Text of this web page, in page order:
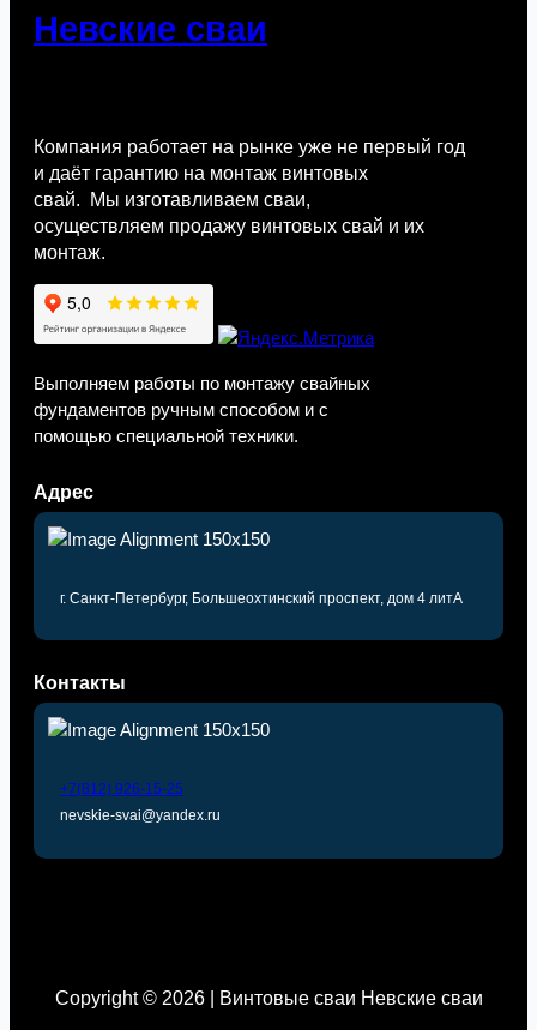
Невские сваи
Компания работает на рынке уже не первый год
и даёт гарантию на монтаж винтовых
свай. Мы изготавливаем сваи,
осуществляем продажу винтовых свай и их
монтаж.
Выполняем работы по монтажу свайных
фундаментов ручным способом и с
помощью специальной техники.
Адрес
г. Санкт-Петербург, Большеохтинский проспект, дом 4 литА
Контакты
+7(812) 926-15-25
nevskie-svai@yandex.ru
Copyright © 2026 | Винтовые сваи Невские сваи